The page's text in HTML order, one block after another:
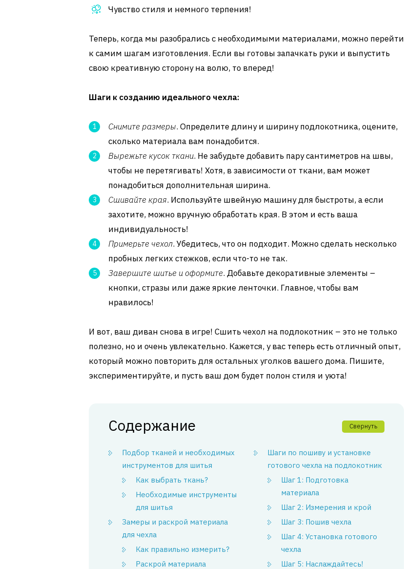
Чувство стиля и немного терпения!
Теперь, когда мы разобрались с необходимыми материалами, можно перейти
к самим шагам изготовления. Если вы готовы запачкать руки и выпустить
свою креативную сторону на волю, то вперед!
Шаги к созданию идеального чехла:
Снимите размеры. Определите длину и ширину подлокотника, оцените,
сколько материала вам понадобится.
Вырежьте кусок ткани. Не забудьте добавить пару сантиметров на швы,
чтобы не перетягивать! Хотя, в зависимости от ткани, вам может
понадобиться дополнительная ширина.
Сшивайте края. Используйте швейную машину для быстроты, а если
захотите, можно вручную обработать края. В этом и есть ваша
индивидуальность!
Примерьте чехол. Убедитесь, что он подходит. Можно сделать несколько
пробных легких стежков, если что-то не так.
Завершите шитье и оформите. Добавьте декоративные элементы –
кнопки, стразы или даже яркие ленточки. Главное, чтобы вам
нравилось!
И вот, ваш диван снова в игре! Сшить чехол на подлокотник – это не только
полезно, но и очень увлекательно. Кажется, у вас теперь есть отличный опыт,
который можно повторить для остальных уголков вашего дома. Пишите,
экспериментируйте, и пусть ваш дом будет полон стиля и уюта!
Содержание Свернуть
Подбор тканей и необходимых
инструментов для шитья
Как выбрать ткань?
Необходимые инструменты
для шитья
Замеры и раскрой материала
для чехла
Как правильно измерить?
Раскрой материала
Шаги по пошиву и установке
готового чехла на подлокотник
Шаг 1: Подготовка
материала
Шаг 2: Измерения и крой
Шаг 3: Пошив чехла
Шаг 4: Установка готового
чехла
Шаг 5: Наслаждайтесь!